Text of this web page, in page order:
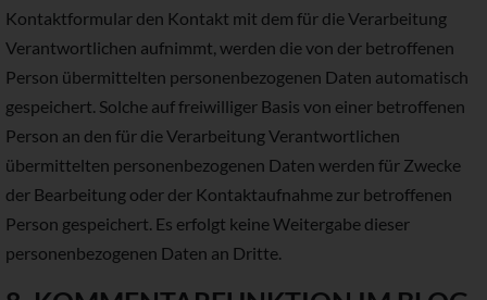
Kontaktformular den Kontakt mit dem für die Verarbeitung
Verantwortlichen aufnimmt, werden die von der betroffenen
Person übermittelten personenbezogenen Daten automatisch
gespeichert. Solche auf freiwilliger Basis von einer betroffenen
Person an den für die Verarbeitung Verantwortlichen
übermittelten personenbezogenen Daten werden für Zwecke
der Bearbeitung oder der Kontaktaufnahme zur betroffenen
Person gespeichert. Es erfolgt keine Weitergabe dieser
personenbezogenen Daten an Dritte.